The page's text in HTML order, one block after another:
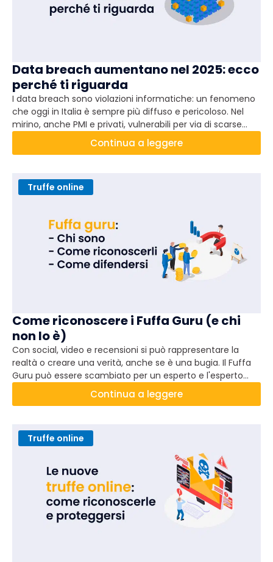
Data breach aumentano nel 2025: ecco
perché ti riguarda
I data breach sono violazioni informatiche: un fenomeno
che oggi in Italia è sempre più diffuso e pericoloso. Nel
mirino, anche PMI e privati, vulnerabili per via di scarse
infrastrutture IT e formazione digitale inadeguata. Il GDPR,
prevede multe per chi non si protegge a dovere. Quindi ti
Continua a leggere
Truffe online
Come riconoscere i Fuffa Guru (e chi
non lo è)
Con social, video e recensioni si può rappresentare la
realtà o creare una verità, anche se è una bugia. Il Fuffa
Guru può essere scambiato per un esperto e l'esperto
può essere scambiato per un Fuffa Guru. Come
facciamo a capire la differenza?
Continua a leggere
Truffe online